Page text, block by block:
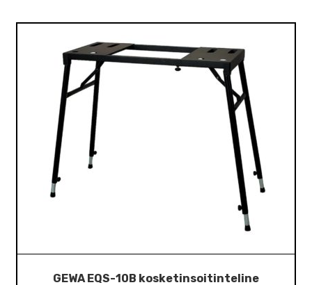
GEWA EQS-10B kosketinsoitinteline